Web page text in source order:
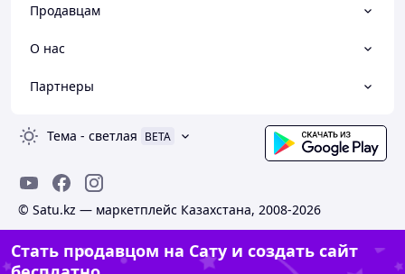
Продавцам
О нас
Партнеры
Тема - светлая BETA
© Satu.kz — маркетплейс Казахстана, 2008-2026
Стать продавцом на Сату и создать сайт